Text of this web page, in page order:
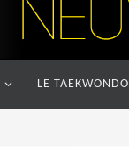
LE TAEKWONDO